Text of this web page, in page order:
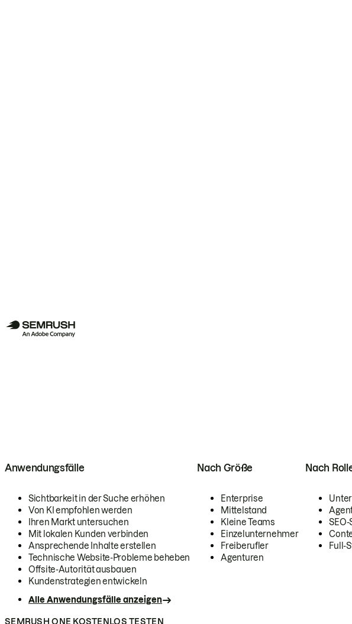
Anwendungsfälle
Sichtbarkeit in der Suche erhöhen
Von KI empfohlen werden
Ihren Markt untersuchen
Mit lokalen Kunden verbinden
Ansprechende Inhalte erstellen
Technische Website-Probleme beheben
Offsite-Autorität ausbauen
Kundenstrategien entwickeln
Alle Anwendungsfälle anzeigen
Nach Größe
Enterprise
Mittelstand
Kleine Teams
Einzelunternehmer
Freiberufler
Agenturen
Nach
Full-
SEMRUSH ONE KOSTENLOS TESTEN